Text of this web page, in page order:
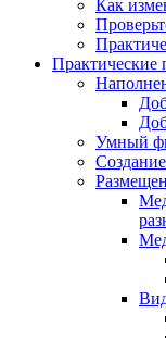
Как
Практические
Умный